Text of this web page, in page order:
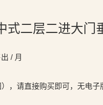
式二层二进大门
/ 月
，请直接购买即可，无电子